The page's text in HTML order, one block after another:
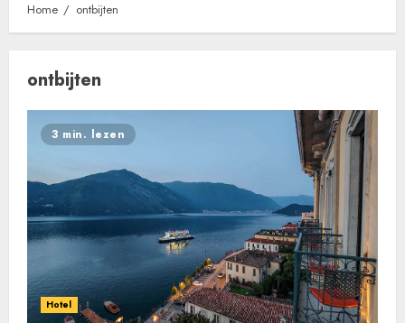
Home ontbijten
ontbijten
3 min. lezen
Hotel